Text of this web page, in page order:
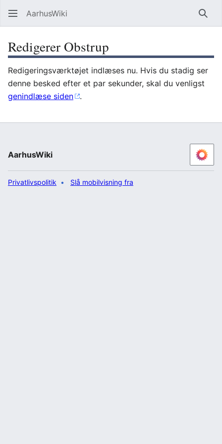
AarhusWiki Søg
Redigerer Obstrup
Redigeringsværktøjet indlæses nu. Hvis du stadig ser
denne besked efter et par sekunder, skal du venligst
genindlæse siden
.
AarhusWiki
Privatlivspolitik Slå mobilvisning fra